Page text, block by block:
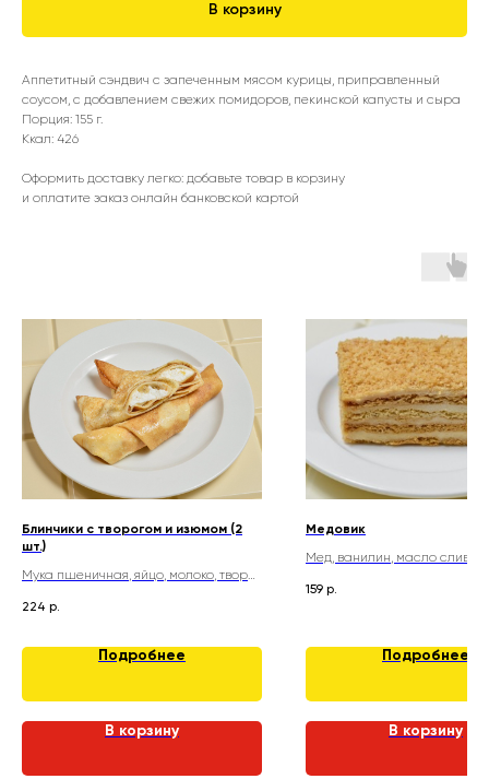
В корзину
Аппетитный сэндвич с запеченным мясом курицы, приправленный
соусом, с добавлением свежих помидоров, пекинской капусты и сыра
Порция: 155 г.
Ккал: 426
Оформить доставку легко: добавьте товар в корзину
и оплатите заказ онлайн банковской картой
Блинчики с творогом и изюмом (2
шт.)
Мука пшеничная, яйцо, молоко, творог,
подсолнечное, разрыхлитель, соль
224 р.
Подробнее
В корзину
Медовик
Мед, ванилин, масло
соль, яйца
159 р.
Подробнее
В корзину